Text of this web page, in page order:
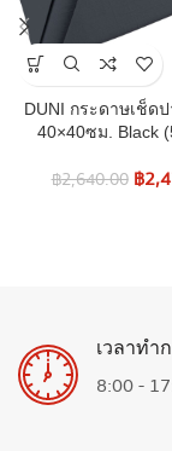
DUNI กระดาษเช็ด
40×40ซม. Black
฿2,640.00 ฿
เวลาทำ
8:00 -